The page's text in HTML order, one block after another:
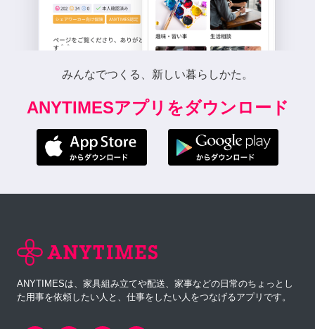
みんなでつくる、新しい暮らしかた。
ANYTIMESアプリをダウンロード
ANYTIMESは、家具組み立てや配送、家事などの日常のちょっとし
た用事を依頼したい人と、仕事をしたい人をつなげるアプリです。